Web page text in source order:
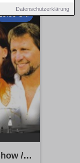
Datenschutzerklärung
Uhr
/